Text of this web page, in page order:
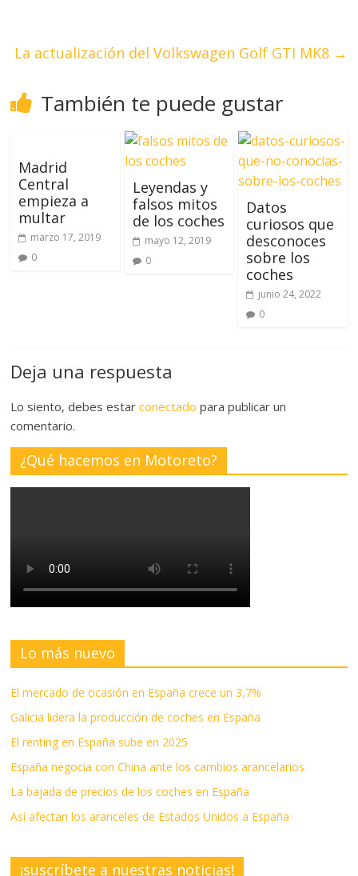
La actualización del Volkswagen Golf GTI MK8 →
También te puede gustar
Madrid
Central
empieza a
multar
marzo 17, 2019
0
Leyendas y
falsos mitos
de los coches
mayo 12, 2019
0
Datos
curiosos que
desconoces
sobre los
coches
junio 24, 2022
0
Deja una respuesta
Lo siento, debes estarconectado para publicar un
comentario.
¿Qué hacemos en Motoreto?
Lo más nuevo
El mercado de ocasión en España crece un 3,7%
Galicia lidera la producción de coches en España
El renting en España sube en 2025
España negocia con China ante los cambios arancelarios
La bajada de precios de los coches en España
Así afectan los aranceles de Estados Unidos a España
¡suscríbete a nuestras noticias!